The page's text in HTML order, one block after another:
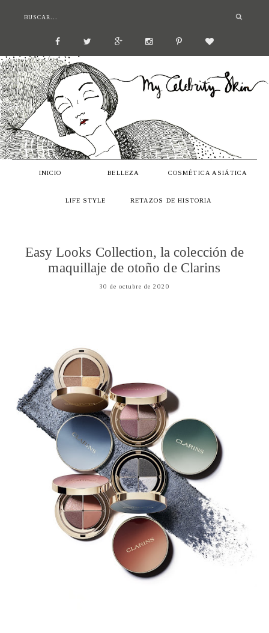
INICIO BELLEZA COSMÉTICA ASIÁTICA
LIFE STYLE RETAZOS DE HISTORIA
Easy Looks Collection, la colección de
maquillaje de otoño de Clarins
30 de octubre de 2020